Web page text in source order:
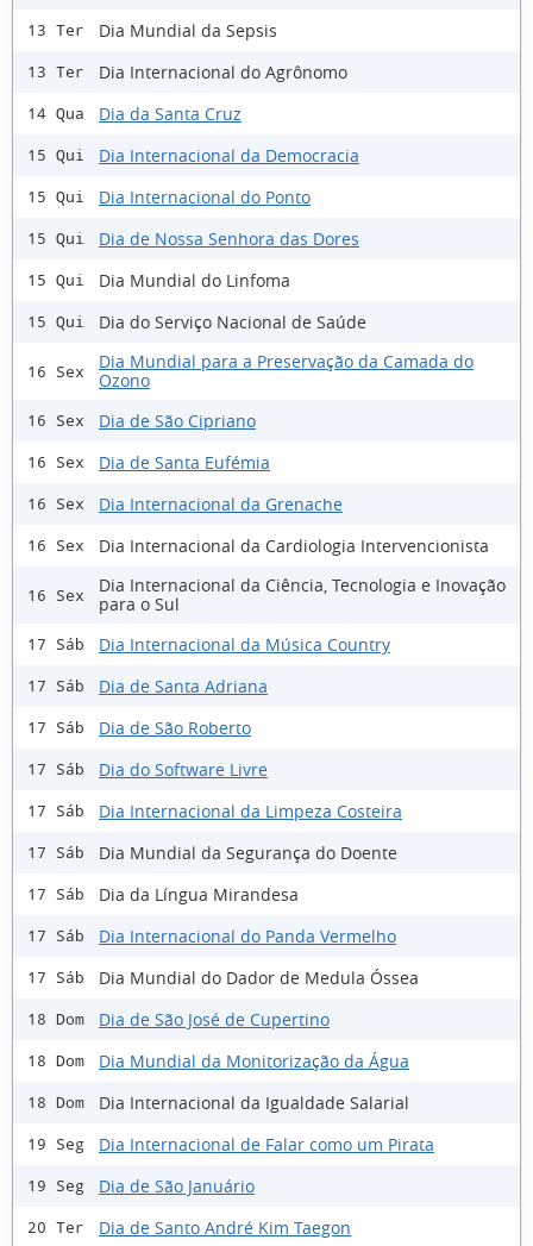
13 Ter Dia Mundial da Sepsis
13 Ter Dia Internacional do Agrônomo
14 Qua Dia da Santa Cruz
15 Qui Dia Internacional da Democracia
15 Qui Dia Internacional do Ponto
15 Qui Dia de Nossa Senhora das Dores
15 Qui Dia Mundial do Linfoma
15 Qui Dia do Serviço Nacional de Saúde
16 Sex
Dia Mundial para a Preservação da Camada do
Ozono
16 Sex Dia de São Cipriano
16 Sex Dia de Santa Eufémia
16 Sex Dia Internacional da Grenache
16 Sex Dia Internacional da Cardiologia Intervencionista
16 Sex
Dia Internacional da Ciência, Tecnologia e Inovação
para o Sul
17 Sáb Dia Internacional da Música Country
17 Sáb Dia de Santa Adriana
17 Sáb Dia de São Roberto
17 Sáb Dia do Software Livre
17 Sáb Dia Internacional da Limpeza Costeira
17 Sáb Dia Mundial da Segurança do Doente
17 Sáb Dia da Língua Mirandesa
17 Sáb Dia Internacional do Panda Vermelho
17 Sáb Dia Mundial do Dador de Medula Óssea
18 Dom Dia de São José de Cupertino
18 Dom Dia Mundial da Monitorização da Água
18 Dom Dia Internacional da Igualdade Salarial
19 Seg Dia Internacional de Falar como um Pirata
19 Seg Dia de São Januário
20 Ter Dia de Santo André Kim Taegon